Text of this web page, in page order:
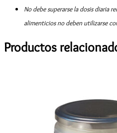
No debe superarse la dosis diaria
alimenticios no deben utilizarse
Productos